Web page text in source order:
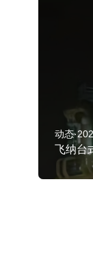
动态
飞纳台